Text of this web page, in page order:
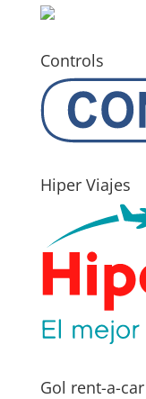
Controls
Hiper Viajes
Gol rent-a-car